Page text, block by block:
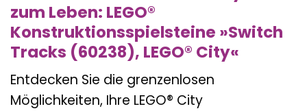
zum Leben: LEGO®
Konstruktionsspielsteine »Switch
Tracks (60238), LEGO® City«
Entdecken Sie die grenzenlosen
Möglichkeiten, Ihre LEGO® City